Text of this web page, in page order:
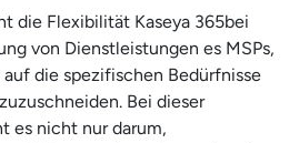
die Flexibilität Kaseya 365bei
von Dienstleistungen es MSPs,
die spezifischen Bedürfnisse
Bei dieser
es nicht nur darum,